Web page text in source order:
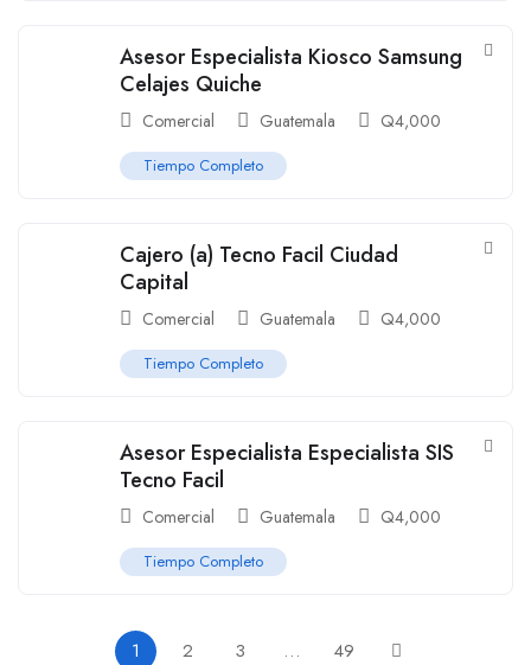
Asesor Especialista Kiosco Samsung
Celajes Quiche
Comercial Guatemala Q4,000
Tiempo Completo
Cajero (a) Tecno Facil Ciudad
Capital
Comercial Guatemala Q4,000
Tiempo Completo
Asesor Especialista Especialista SIS
Tecno Facil
Comercial Guatemala Q4,000
Tiempo Completo
1 2 3 … 49